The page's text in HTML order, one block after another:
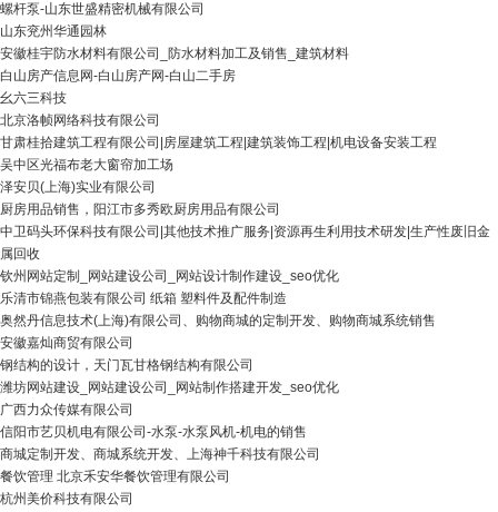
螺杆泵-山东世盛精密机械有限公司
山东兖州华通园林
安徽桂宇防水材料有限公司_防水材料加工及销售_建筑材料
白山房产信息网-白山房产网-白山二手房
幺六三科技
北京洛帧网络科技有限公司
甘肃桂拾建筑工程有限公司|房屋建筑工程|建筑装饰工程|机电设备安装工程
吴中区光福布老大窗帘加工场
泽安贝(上海)实业有限公司
厨房用品销售，阳江市多秀欧厨房用品有限公司
中卫码头环保科技有限公司|其他技术推广服务|资源再生利用技术研发|生产性废旧金
属回收
钦州网站定制_网站建设公司_网站设计制作建设_seo优化
乐清市锦燕包装有限公司 纸箱 塑料件及配件制造
奥然丹信息技术(上海)有限公司、购物商城的定制开发、购物商城系统销售
安徽嘉灿商贸有限公司
钢结构的设计，天门瓦甘格钢结构有限公司
潍坊网站建设_网站建设公司_网站制作搭建开发_seo优化
广西力众传媒有限公司
信阳市艺贝机电有限公司-水泵-水泵风机-机电的销售
商城定制开发、商城系统开发、上海神千科技有限公司
餐饮管理 北京禾安华餐饮管理有限公司
杭州美价科技有限公司